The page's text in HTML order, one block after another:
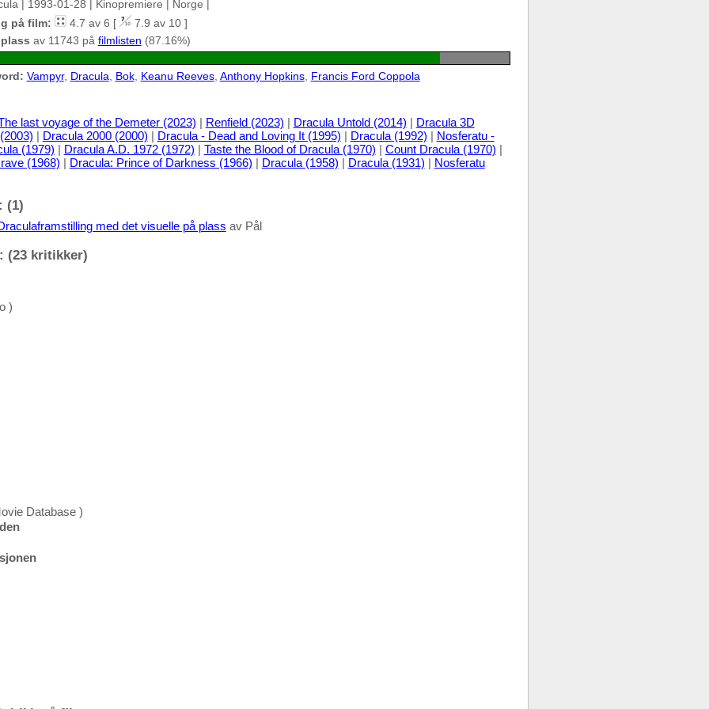
| 1993-01-28 | Kinopremiere | Norge |
på film:
4.7 av 6 [
7.9 av 10 ]
av 11743 på filmlisten (87.16%)
Vampyr, Dracula Bok, Keanu Reeves, Anthony Hopkins, Francis Ford Coppola
last voyage of the Demeter (2023) | Renfield (2023) | Dracula Untold (2014) | Dracula 3D
| Dracula 2000 (2000) | Dracula - Dead and Loving It (1995) | Dracula (1992) | Nosferatu -
(1979) | Dracula A.D. 1972 (1972) | Taste the Blood of Dracula (1970) | Count Dracula (1970) |
(1968) | Dracula: Prince of Darkness (1966) | Dracula (1958) | Dracula (1931) | Nosferatu
(1)
med det visuelle på plass av Pål
(23 kritikker)
)
Database )